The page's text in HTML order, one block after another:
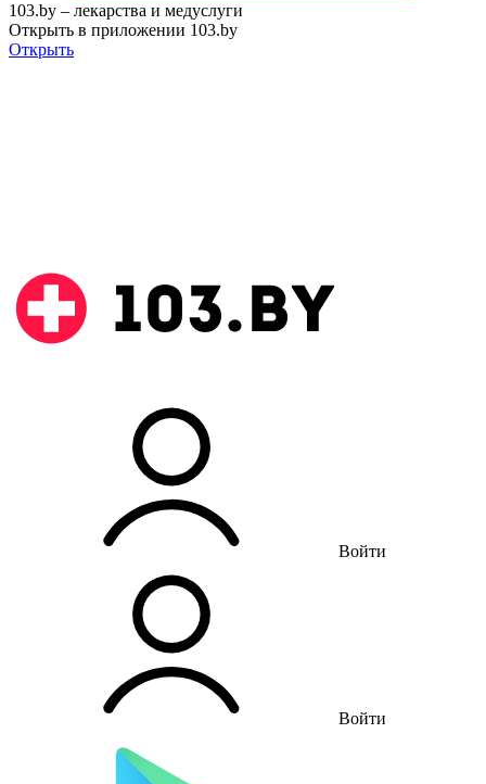
103.by – лекарства и медуслуги
Открыть в приложении 103.by
Открыть
Войти
Войти